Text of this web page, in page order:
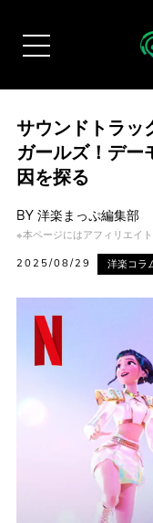
サウンドトラッ
ガールズ！デー
因を探る
BY 洋楽まっぷ編集部
※本ページにはアフィリエイ
2025/08/29 洋楽コラ